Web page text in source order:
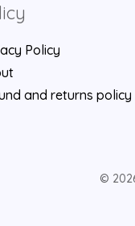
Policy
and returns policy
©